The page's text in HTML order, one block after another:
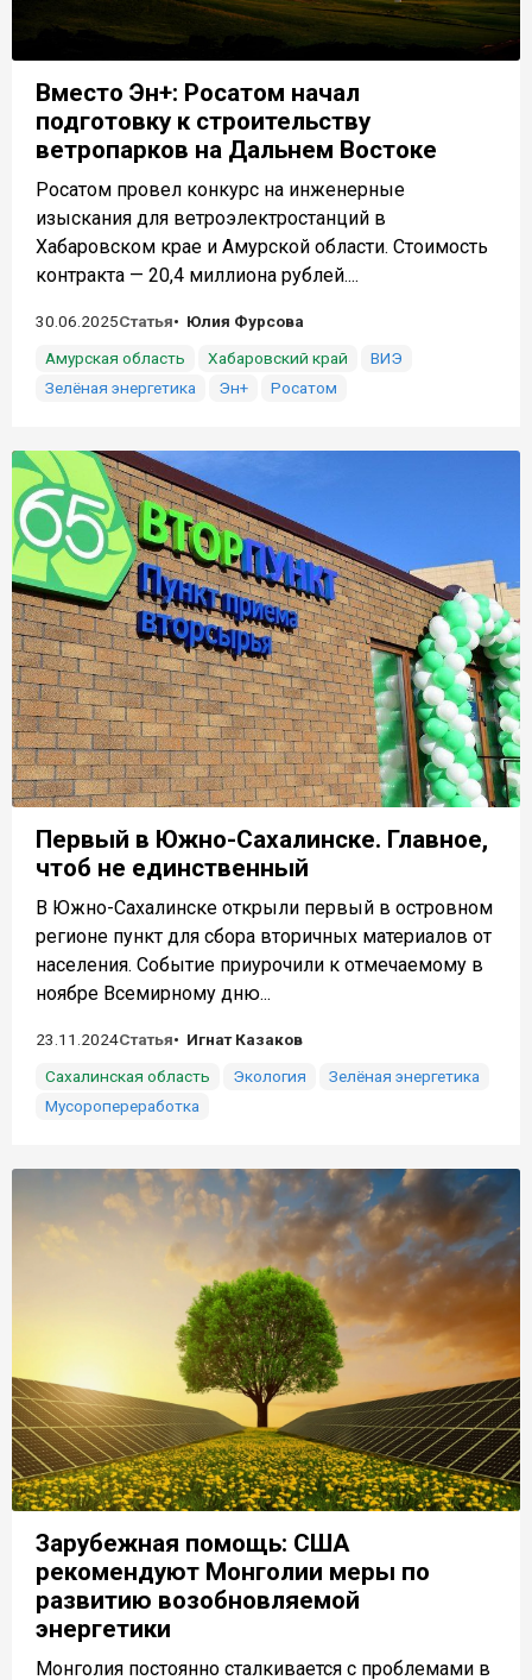
Вместо Эн+: Росатом начал
подготовку к строительству
ветропарков на Дальнем Востоке
Росатом провел конкурс на инженерные
изыскания для ветроэлектростанций в
Хабаровском крае и Амурской области. Стоимость
контракта — 20,4 миллиона рублей....
30.06.2025Статья
Юлия Фурсова
Амурская область
Хабаровский край
ВИЭ
Зелёная энергетика
Эн+ Росатом
Первый в Южно-Сахалинске. Главное,
чтоб не единственный
В Южно-Сахалинске открыли первый в островном
регионе пункт для сбора вторичных материалов от
населения. Событие приурочили к отмечаемому в
ноябре Всемирному дню...
23.11.2024Статья
Игнат Казаков
Сахалинская область
Экология
Зелёная энергетика
Мусоропереработка
Зарубежная помощь: США
рекомендуют Монголии меры по
развитию возобновляемой
энергетики
Монголия постоянно сталкивается с проблемами в